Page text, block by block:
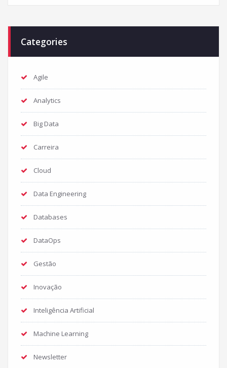
Categories
Agile
Analytics
Big Data
Carreira
Cloud
Data Engineering
Databases
DataOps
Gestão
Inovação
Inteligência Artificial
Machine Learning
Newsletter